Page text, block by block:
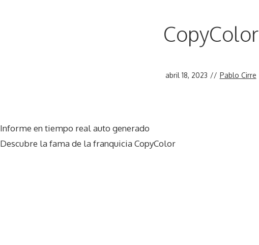
CopyColor
abril 18, 2023 // Pablo Cirre
Informe en tiempo real auto generado
Descubre la fama de la franquicia CopyColor